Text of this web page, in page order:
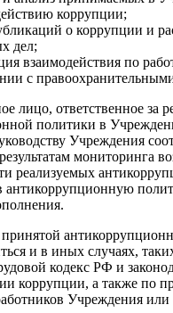
коррупции;
о коррупции и
дел;
взаимодействия по
с
лицо, ответственное за
политики в
Учреждения
мониторинга
реализуемых
антикоррупционную
и в иных случаях,
кодекс РФ и
коррупции, а также по
Учреждения